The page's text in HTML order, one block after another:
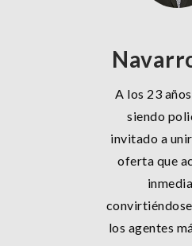
A los 23
siendo
invitado a
oferta que
los agentes